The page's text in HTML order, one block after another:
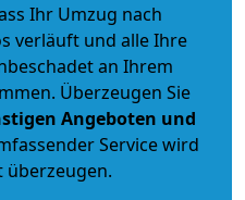
Ihr Umzug nach
verläuft und alle Ihre
an Ihrem
Überzeugen Sie
Angeboten und
Service wird
überzeugen.